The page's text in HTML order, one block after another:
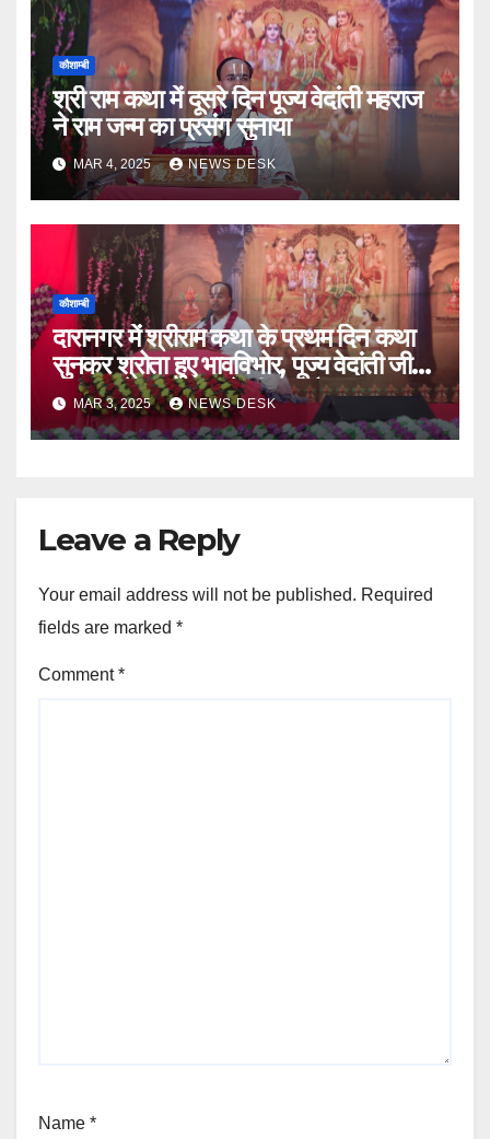
कौशाम्बी
श्री राम कथा में दूसरे दिन पूज्य वेदांती महराज
ने राम जन्म का प्रसंग सुनाया
MAR 4, 2025 NEWS DESK
कौशाम्बी
दारानगर में श्रीराम कथा के प्रथम दिन कथा
सुनकर श्रोता हुए भावविभोर, पूज्य वेदांती जी
महाराज ने कहा- राम से भी बड़ा है, राम का नाम
MAR 3, 2025 NEWS DESK
Leave a Reply
Your email address will not be published. Required
fields are marked *
Comment*
Name *